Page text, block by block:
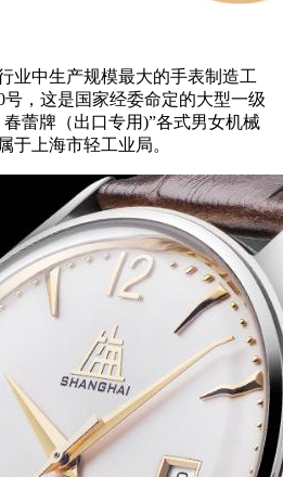
业中生产规模最大的手表制造工
，这是国家经委命定的大型一级
蕾牌（出口专用)”各式男女机械
于上海市轻工业局。